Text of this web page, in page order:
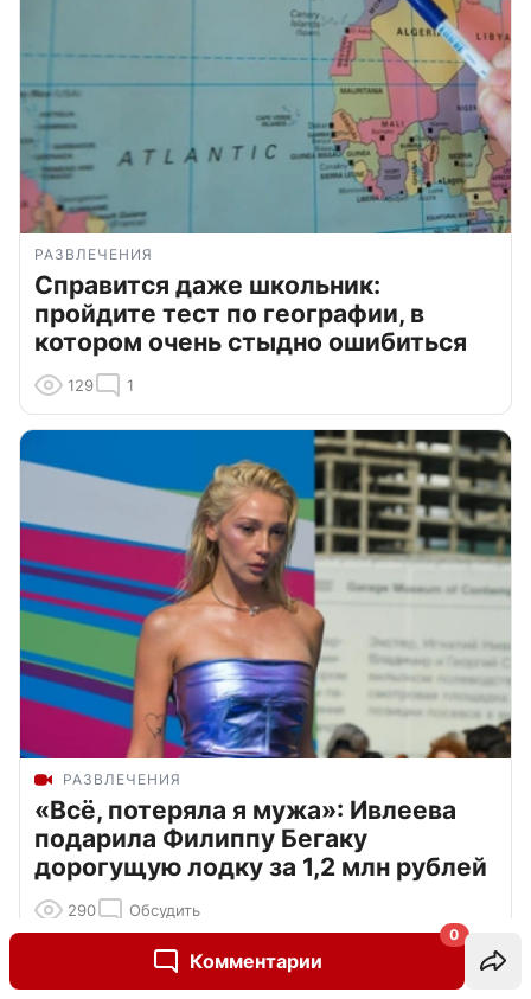
Комментарии
0
РАЗВЛЕЧЕНИЯ
Справится даже школьник:
пройдите тест по географии, в
котором очень стыдно ошибиться
129 1
РАЗВЛЕЧЕНИЯ
«Всё, потеряла я мужа»: Ивлеева
подарила Филиппу Бегаку
дорогущую лодку за 1,2 млн рублей
290 Обсудить